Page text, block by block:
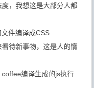
，我想这是大部分人都
件编译成CSS
待新事物，这是人的惰
编译生成的js执行